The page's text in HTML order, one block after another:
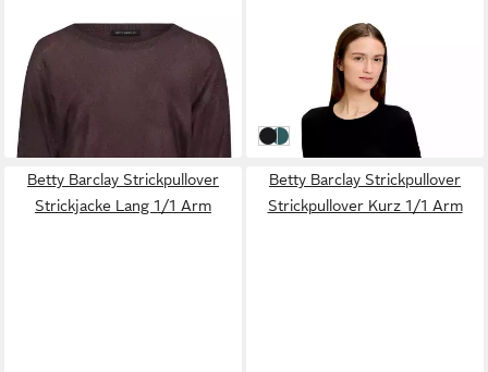
Stillpullover
55,99 €
-30%
Kurzarmshirt Damen mit
Rundhalsausschnitt (1-tlg)
UVP49,99 €
Schwarz
Deep Teal
Betty Barclay Strickpullover
Strickjacke Lang 1/1 Arm
Betty Barclay Strickpullover
Strickpullover Kurz 1/1 Arm